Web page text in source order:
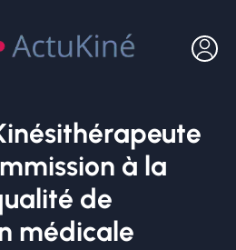
à la
de
médicale